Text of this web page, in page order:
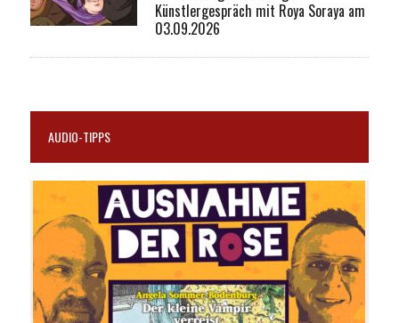
Künstlergespräch mit Roya Soraya am
03.09.2026
AUDIO-TIPPS